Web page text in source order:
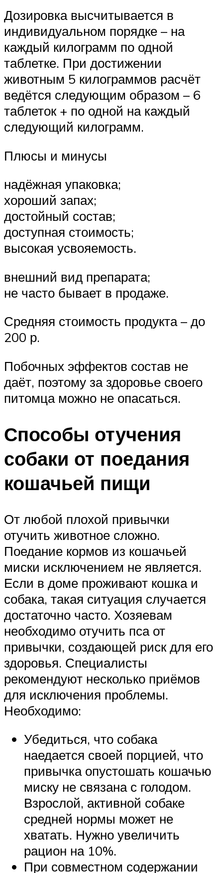
Дозировка высчитывается в
индивидуальном порядке – на
каждый килограмм по одной
таблетке. При достижении
животным 5 килограммов расчёт
ведётся следующим образом – 6
таблеток + по одной на каждый
следующий килограмм.
Плюсы и минусы
надёжная упаковка;
хороший запах;
достойный состав;
доступная стоимость;
высокая усвояемость.
внешний вид препарата;
не часто бывает в продаже.
Средняя стоимость продукта – до
200 р.
Побочных эффектов состав не
даёт, поэтому за здоровье своего
питомца можно не опасаться.
Способы отучения
собаки от поедания
кошачьей пищи
От любой плохой привычки
отучить животное сложно.
Поедание кормов из кошачьей
миски исключением не является.
Если в доме проживают кошка и
собака, такая ситуация случается
достаточно часто. Хозяевам
необходимо отучить пса от
привычки, создающей риск для его
здоровья. Специалисты
рекомендуют несколько приёмов
для исключения проблемы.
Необходимо:
Убедиться, что собака
наедается своей порцией, что
привычка опустошать кошачью
миску не связана с голодом.
Взрослой, активной собаке
средней нормы может не
хватать. Нужно увеличить
рацион на 10%.
При совместном содержании